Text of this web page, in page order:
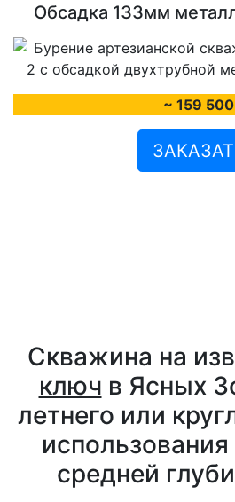
Обсадка 133мм
~ 159 500
Скважина на
ключ в Ясных
летнего или
средней